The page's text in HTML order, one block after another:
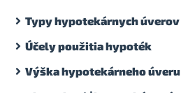
Typy hypotekárnych úverov
Účely použitia hypoték
Výška hypotekárneho úveru